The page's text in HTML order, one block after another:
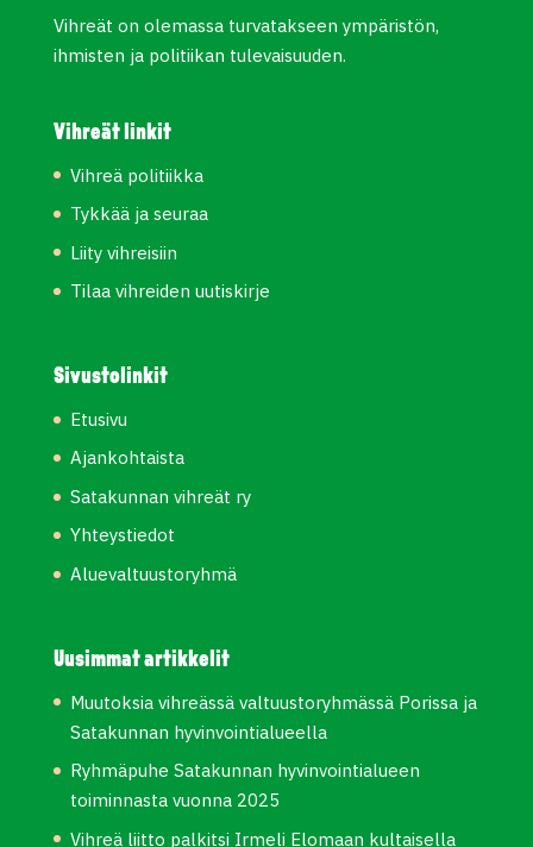
Vihreät on olemassa turvatakseen ympäristön,
ihmisten ja politiikan tulevaisuuden.
Vihreät linkit
Vihreä politiikka
Tykkää ja seuraa
Liity vihreisiin
Tilaa vihreiden uutiskirje
Sivustolinkit
Etusivu
Ajankohtaista
Satakunnan vihreät ry
Yhteystiedot
Aluevaltuustoryhmä
Uusimmat artikkelit
Muutoksia vihreässä valtuustoryhmässä Porissa ja
Satakunnan hyvinvointialueella
Ryhmäpuhe Satakunnan hyvinvointialueen
toiminnasta vuonna 2025
Vihreä liitto palkitsi Irmeli Elomaan kultaisella